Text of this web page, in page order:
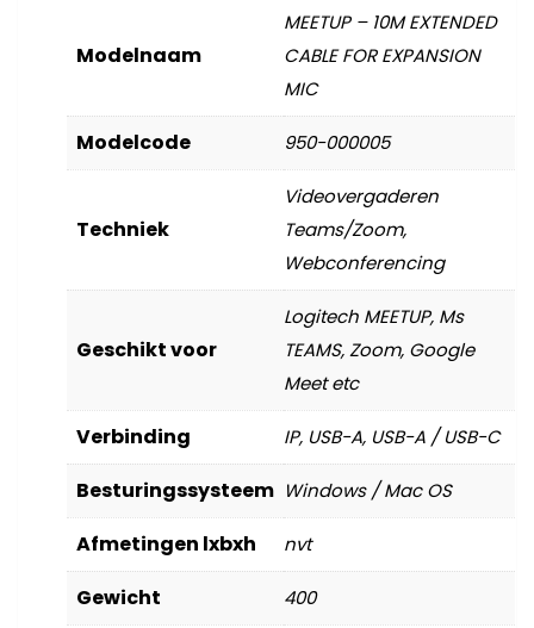
Modelnaam
MEETUP – 10M EXTENDED
CABLE FOR EXPANSION
MIC
Modelcode 950-000005
Techniek
Videovergaderen
Teams/Zoom,
Webconferencing
Geschikt voor
Logitech MEETUP, Ms
TEAMS, Zoom, Google
Meet etc
Verbinding IP, USB-A, USB-A / USB-C
Besturingssysteem Windows / Mac OS
Afmetingen lxbxh nvt
Gewicht 400